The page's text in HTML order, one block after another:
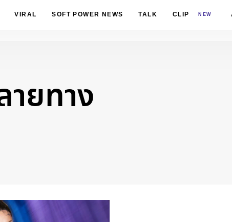
VIRAL SOFT POWER NEWS TALK CLIP NEW
ยทาง